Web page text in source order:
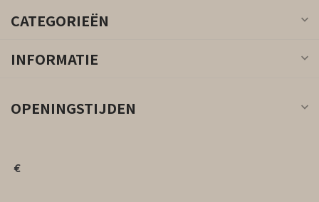
CATEGORIEËN
INFORMATIE
OPENINGSTIJDEN
€